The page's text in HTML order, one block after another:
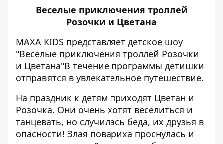
Веселые приключения троллей
Розочки и Цветана
МАХА КIDS представляет детское шоу
"Веселые приключения троллей Розочки
и Цветана"В течение программы детишки
отправятся в увлекательное путешествие.
На праздник к детям приходят Цветан и
Розочка. Они очень хотят веселиться и
танцевать, но случилась беда, их друзья в
опасности! Злая повариха проснулась и